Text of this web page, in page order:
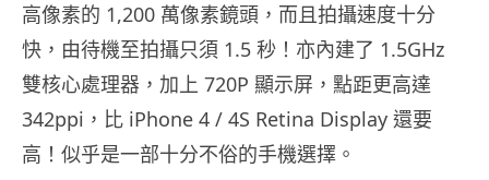
高像素的 1,200 萬像素鏡頭，而且拍攝速度十分
快，由待機至拍攝只須 1.5 秒！亦內建了 1.5GHz
雙核心處理器，加上 720P 顯示屏，點距更高達
342ppi，比 iPhone 4 / 4S Retina Display 還要
高！似乎是一部十分不俗的手機選擇。